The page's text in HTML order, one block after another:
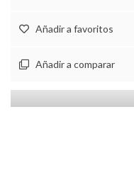
Añadir a favoritos
Añadir a comparar